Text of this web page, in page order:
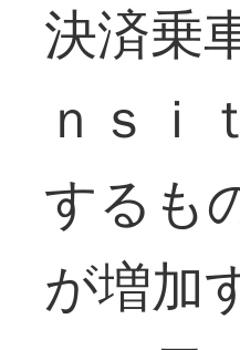
決済乗
ｎｓｉ
するも
が増加